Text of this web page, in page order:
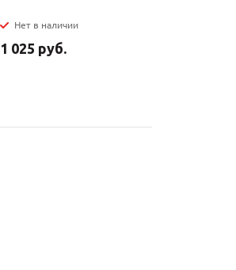
Нет в наличии
1 025 руб.